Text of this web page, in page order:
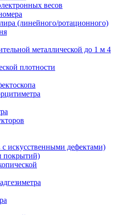
весов
(линейного/ротационного)
металлической до 1 м 4
плотности
искусственными дефектами)
покрытий)